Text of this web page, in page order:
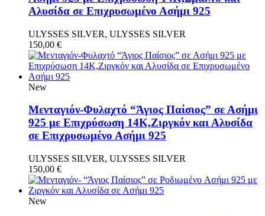
Αλυσίδα σε Επιχρυσωμένο Ασήμι 925
ULYSSES SILVER, ULYSSES SILVER
150,00 €
New
Μενταγιόν-Φυλαχτό “Άγιος Παίσιος” σε Ασήμι
925 με Επιχρύσωση 14Κ,Ζιργκόν και Αλυσίδα
σε Επιχρυσωμένο Ασήμι 925
ULYSSES SILVER, ULYSSES SILVER
150,00 €
New